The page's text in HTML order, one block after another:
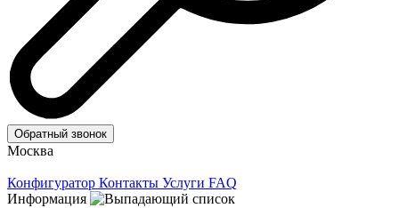
Обратный звонок
Москва
Конфигуратор Контакты Услуги FAQ
Информация